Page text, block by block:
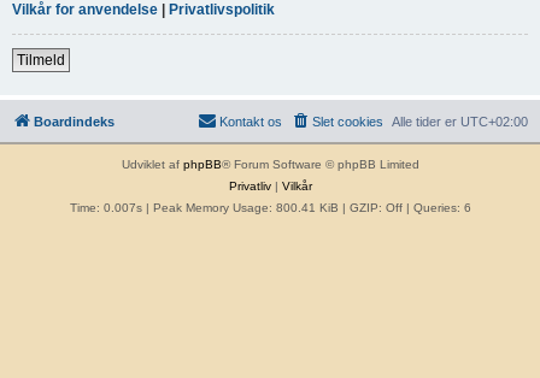
Vilkår for anvendelse
Privatlivspolitik
Tilmeld
Boardindeks Alle tider er UTC+02:00
Slet cookies
Kontakt os
Udviklet af phpBB® Forum Software © phpBB Limited
Privatliv| Vilkår
Time: 0.007s| Peak Memory Usage: 800.41 KiB | GZIP: Off | Queries: 6